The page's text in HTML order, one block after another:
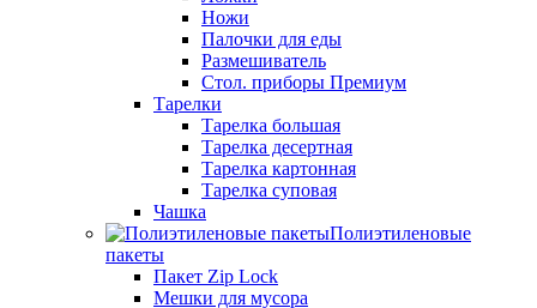
Ножи
Палочки для еды
Размешиватель
Стол. приборы Премиум
Тарелки
Тарелка большая
Тарелка десертная
Тарелка картонная
Тарелка суповая
Чашка
Полиэтиленовые
пакеты
Пакет Zip Lock
Мешки для мусора